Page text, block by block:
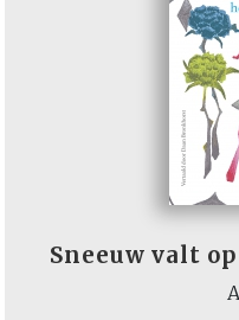
Sneeuw valt